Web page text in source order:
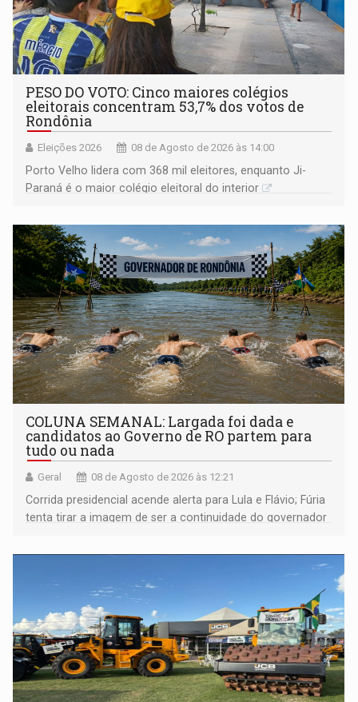
PESO DO VOTO: Cinco maiores colégios
eleitorais concentram 53,7% dos votos de
Rondônia
Eleições 2026 08 de Agosto de 2026 às 14:00
Porto Velho lidera com 368 mil eleitores, enquanto Ji-
Paraná é o maior colégio eleitoral do interior
COLUNA SEMANAL: Largada foi dada e
candidatos ao Governo de RO partem para
tudo ou nada
Geral 08 de Agosto de 2026 às 12:21
Corrida presidencial acende alerta para Lula e Flávio; Fúria
tenta tirar a imagem de ser a continuidade do governador
não ter entrado no modo eleição; ABAV faz evento em